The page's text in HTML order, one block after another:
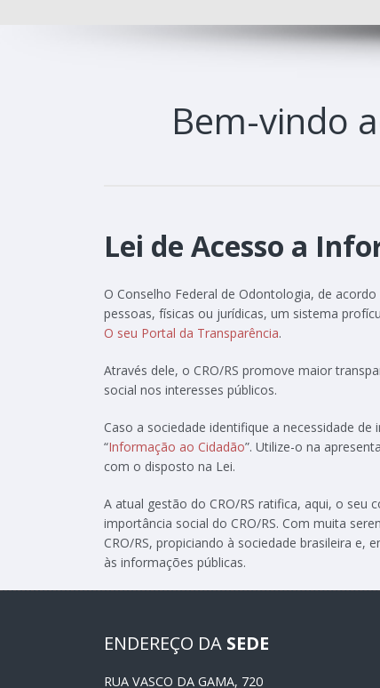
Bem-vindo
Lei de Acesso a
O Conselho Federal de Odontologia, de
pessoas, físicas ou jurídicas, um sistema
O seu Portal da Transparência.
Através dele, o CRO/RS promove maior
social nos interesses públicos.
Caso a sociedade identifique a necessidade
“Informação ao Cidadão”. Utilize-o na
com o disposto na Lei.
A atual gestão do CRO/RS ratifica, aqui, o
importância social do CRO/RS. Com muita
CRO/RS, propiciando à sociedade brasileira
às informações públicas.
ENDEREÇO DA SEDE
RUA VASCO DA GAMA, 720